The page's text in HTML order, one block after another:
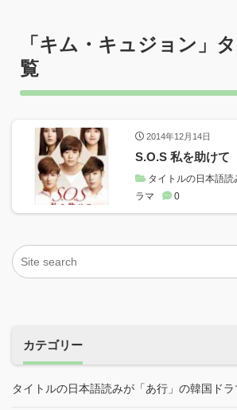
「キム・キュジョン 」
覧
2014年12月14日
S.O.S 私を助けて
タイトルの日本語
ラマ
0
カテゴリー
タイトルの日本語読みが「あ行」の韓国ド